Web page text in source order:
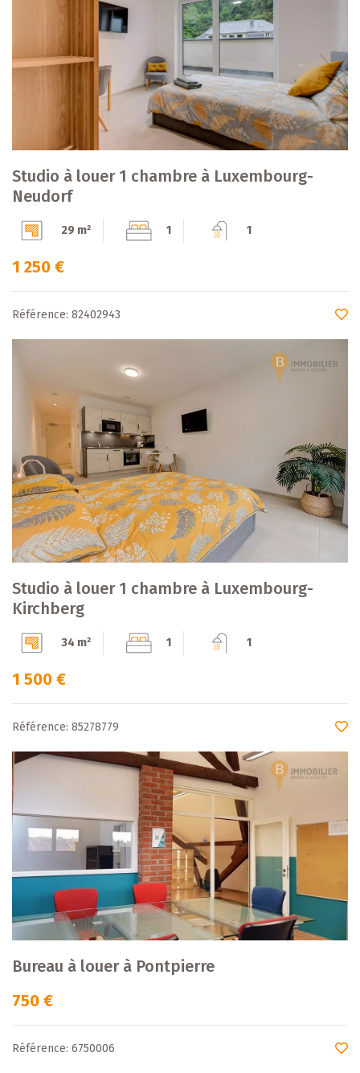
Studio à louer 1 chambre à Luxembourg-
Neudorf
29 m² 1 1
1 250 €
Référence: 82402943
Studio à louer 1 chambre à Luxembourg-
Kirchberg
34 m² 1 1
1 500 €
Référence: 85278779
Bureau à louer à Pontpierre
750 €
Référence: 6750006